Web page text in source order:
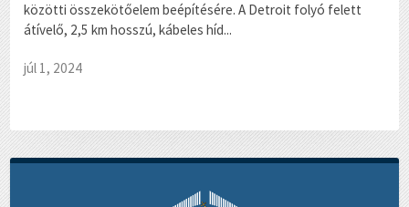
közötti összekötőelem beépítésére. A Detroit folyó felett
átívelő, 2,5 km hosszú, kábeles híd...
júl 1, 2024